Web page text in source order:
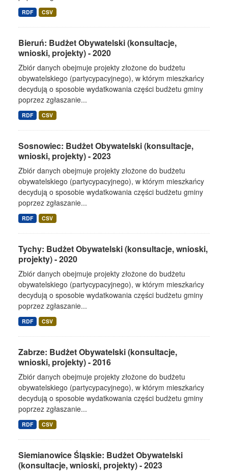
RDF CSV
Bieruń: Budżet Obywatelski (konsultacje,
wnioski, projekty) - 2020
Zbiór danych obejmuje projekty złożone do budżetu
obywatelskiego (partycypacyjnego), w którym mieszkańcy
decydują o sposobie wydatkowania części budżetu gminy
poprzez zgłaszanie...
RDF CSV
Sosnowiec: Budżet Obywatelski (konsultacje,
wnioski, projekty) - 2023
Zbiór danych obejmuje projekty złożone do budżetu
obywatelskiego (partycypacyjnego), w którym mieszkańcy
decydują o sposobie wydatkowania części budżetu gminy
poprzez zgłaszanie...
RDF CSV
Tychy: Budżet Obywatelski (konsultacje, wnioski,
projekty) - 2020
Zbiór danych obejmuje projekty złożone do budżetu
obywatelskiego (partycypacyjnego), w którym mieszkańcy
decydują o sposobie wydatkowania części budżetu gminy
poprzez zgłaszanie...
RDF CSV
Zabrze: Budżet Obywatelski (konsultacje,
wnioski, projekty) - 2016
Zbiór danych obejmuje projekty złożone do budżetu
obywatelskiego (partycypacyjnego), w którym mieszkańcy
decydują o sposobie wydatkowania części budżetu gminy
poprzez zgłaszanie...
RDF CSV
Siemianowice Śląskie: Budżet Obywatelski
(konsultacje, wnioski, projekty) - 2023